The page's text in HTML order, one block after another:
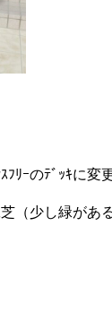
ﾘｰのﾃﾞｯｷに変
少し緑があ